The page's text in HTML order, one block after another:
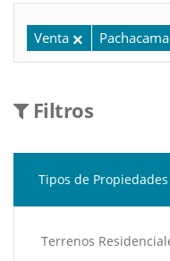
Venta
Filtros
Tipos de Propiedades
Terrenos